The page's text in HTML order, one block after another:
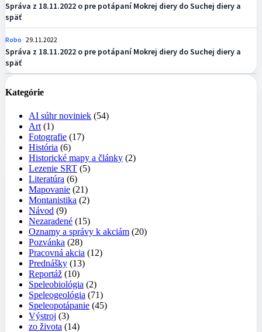
Správa z 18.11.2022 o pre potápaní Mokrej diery do Suchej diery a
späť
Robo 29.11.2022
Správa z 18.11.2022 o pre potápaní Mokrej diery do Suchej diery a
späť
Kategórie
AI súhr noviniek (54)
Art (1)
Fotografie (17)
História (6)
Historické mapy a články (2)
Lezenie SRT (5)
Literatúra (6)
Mapovanie (21)
Montanistika (2)
Návod (9)
Nezaradené (15)
Oznamy a správy k akciám (20)
Pozvánka (28)
Pracovná akcia (12)
Prednášky (13)
Reportáž (10)
Speleobiológia (2)
Speleogeológia (71)
Speleopotápanie (45)
Výstroj (3)
zo života (14)